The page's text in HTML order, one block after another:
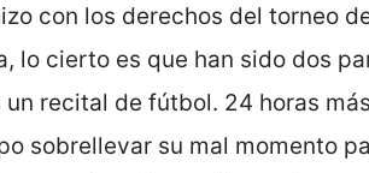
con los derechos del torneo
lo cierto es que han sido dos
un recital de fútbol. 24 horas
sobrellevar su mal momento